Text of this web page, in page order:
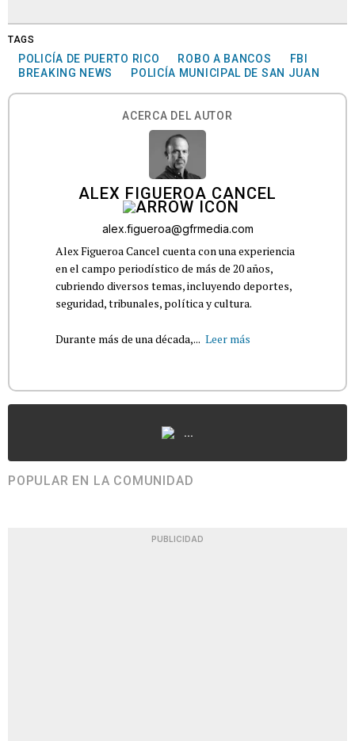
TAGS
POLICÍA DE PUERTO RICO ROBO A BANCOS
FBI
BREAKING NEWS
POLICÍA MUNICIPAL DE SAN JUAN
ACERCA DEL AUTOR
ALEX FIGUEROA CANCEL
alex.figueroa@gfrmedia.com
Alex Figueroa Cancel cuenta con una experiencia
en el campo periodístico de más de 20 años,
cubriendo diversos temas, incluyendo deportes,
seguridad, tribunales, política y cultura.
Durante más de una década,... Leer más
...
POPULAR EN LA COMUNIDAD
PUBLICIDAD